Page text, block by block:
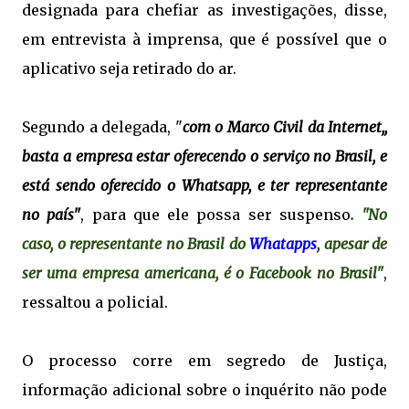
designada para chefiar as investigações, disse,
em entrevista à imprensa, que é possível que o
aplicativo seja retirado do ar.
Segundo a delegada, "com o Marco Civil da Internet,,
basta a empresa estar oferecendo o serviço no Brasil, e
está sendo oferecido o Whatsapp, e ter representante
no país", para que ele possa ser suspenso. "No
caso, o representante no Brasil do Whatapps, apesar de
ser uma empresa americana, é o Facebook no Brasil",
ressaltou a policial.
O processo corre em segredo de Justiça,
informação adicional sobre o inquérito não pode